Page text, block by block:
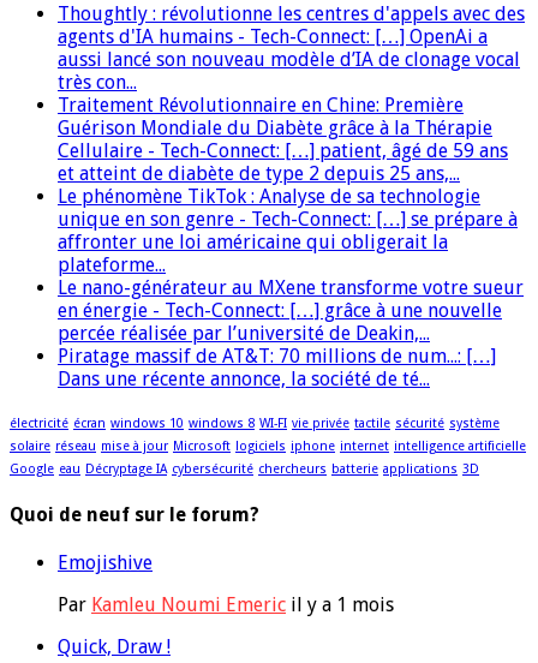
Thoughtly : révolutionne les centres d'appels avec des
agents d'IA humains - Tech-Connect: […] OpenAi a
aussi lancé son nouveau modèle d’IA de clonage vocal
très con...
Traitement Révolutionnaire en Chine: Première
Guérison Mondiale du Diabète grâce à la Thérapie
Cellulaire - Tech-Connect: […] patient, âgé de 59 ans
et atteint de diabète de type 2 depuis 25 ans,...
Le phénomène TikTok : Analyse de sa technologie
unique en son genre - Tech-Connect: […] se prépare à
affronter une loi américaine qui obligerait la
plateforme...
Le nano-générateur au MXene transforme votre sueur
en énergie - Tech-Connect: […] grâce à une nouvelle
percée réalisée par l’université de Deakin,...
Piratage massif de AT&T: 70 millions de num...: […]
Dans une récente annonce, la société de té...
électricité écran windows 10 windows 8 WI-FI vie privée tactile sécurité système
solaire réseau mise à jour Microsoft logiciels iphone internet intelligence artificielle
Google eau Décryptage IA cybersécurité chercheurs batterie applications 3D
Quoi de neuf sur le forum?
Emojishive
Par Kamleu Noumi Emeric il y a 1 mois
Quick, Draw !